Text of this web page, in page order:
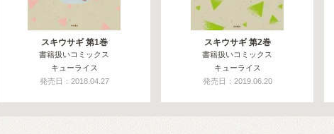
スキウサギ 第1巻
書籍扱いコミックス
キューライス
発売日：2018.04.27
スキウサギ 第2巻
書籍扱いコミックス
キューライス
発売日：2019.06.20